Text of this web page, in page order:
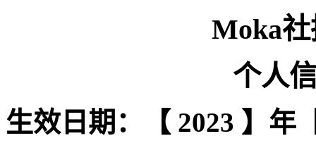
Moka
个人
生效日期：【 2023 】年